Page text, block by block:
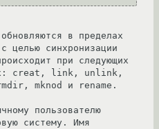
целью синхронизации
при следующих
creat, link, unlink,
mknod и rename.
систему. Имя